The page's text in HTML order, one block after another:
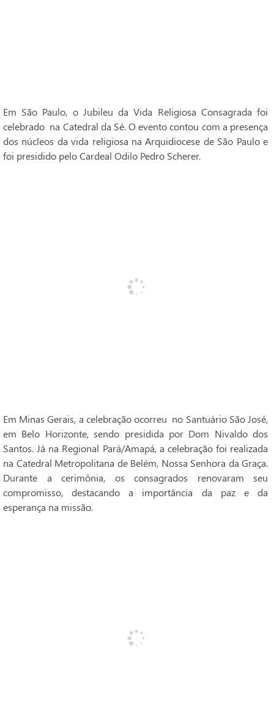
Em São Paulo, o Jubileu da Vida Religiosa Consagrada foi
celebrado na Catedral da Sé. O evento contou com a presença
dos núcleos da vida religiosa na Arquidiocese de São Paulo e
foi presidido pelo Cardeal Odilo Pedro Scherer.
Em Minas Gerais, a celebração ocorreu no Santuário São José,
em Belo Horizonte, sendo presidida por Dom Nivaldo dos
Santos. Já na Regional Pará/Amapá, a celebração foi realizada
na Catedral Metropolitana de Belém, Nossa Senhora da Graça.
Durante a cerimônia, os consagrados renovaram seu
compromisso, destacando a importância da paz e da
esperança na missão.